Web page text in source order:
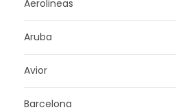
Aerolineas
Aruba
Avior
Barcelona